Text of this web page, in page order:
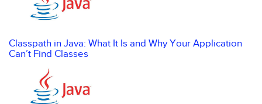
Classpath in Java: What It Is and Why Your Application
Can’t Find Classes